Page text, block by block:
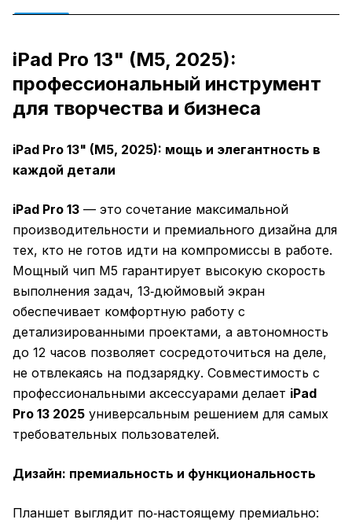
iPad Pro 13" (M5, 2025):
профессиональный инструмент
для творчества и бизнеса
iPad Pro 13" (M5, 2025): мощь и элегантность в
каждой детали
iPad Pro 13 — это сочетание максимальной
производительности и премиального дизайна для
тех, кто не готов идти на компромиссы в работе.
Мощный чип M5 гарантирует высокую скорость
выполнения задач, 13‑дюймовый экран
обеспечивает комфортную работу с
детализированными проектами, а автономность
до 12 часов позволяет сосредоточиться на деле,
не отвлекаясь на подзарядку. Совместимость с
профессиональными аксессуарами делает iPad
Pro 13 2025 универсальным решением для самых
требовательных пользователей.
Дизайн: премиальность и функциональность
Планшет выглядит по‑настоящему премиально: